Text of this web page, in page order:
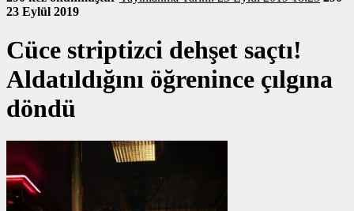
23 Eylül 2019
Cüce striptizci dehşet saçtı!
Aldatıldığını öğrenince çılgına
döndü